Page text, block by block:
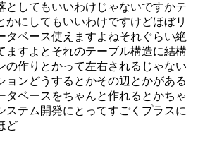
としてもいいわけじゃないですかテ
かにしてもいいわけですけどほぼリ
タベース使えますよねそれぐらい絶
ますよとそれのテーブル構造に結構
の作りとかって左右されるじゃない
ョンどうするとかその辺とかがある
タベースをちゃんと作れるとかちゃ
ステム開発にとってすごくプラスに
ど